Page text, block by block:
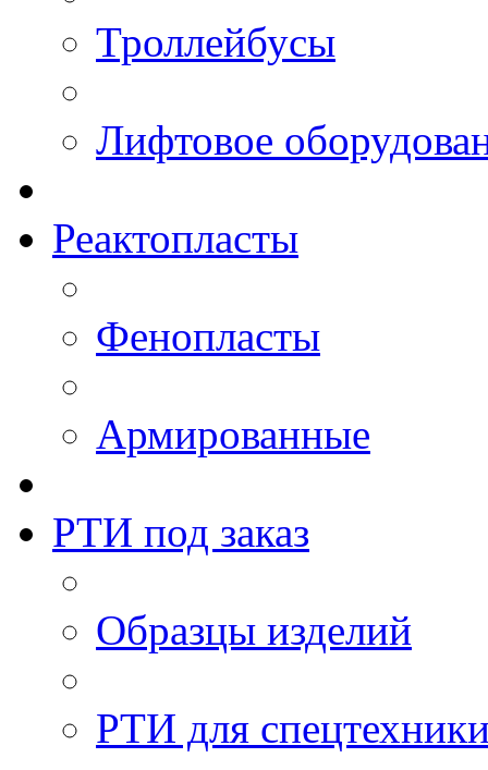
Троллейбусы
Лифтовое
Реактопласты
Фенопласты
Армированные
РТИ под заказ
Образцы изделий
РТИ для